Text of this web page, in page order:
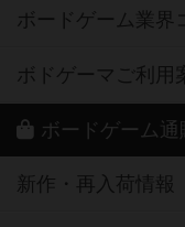
ボードゲーム業界
ボドゲーマご利用
ボードゲーム通
新作・再入荷情報